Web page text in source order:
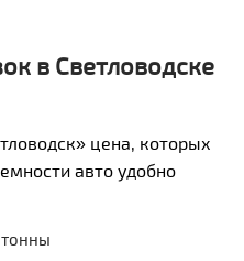
в Светловодске
цена, которых
авто удобно
тонны